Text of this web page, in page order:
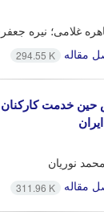
غلامی؛ نیره
مقاله 294.55 K
خدمت کارکنان
نوریان
مقاله 311.96 K